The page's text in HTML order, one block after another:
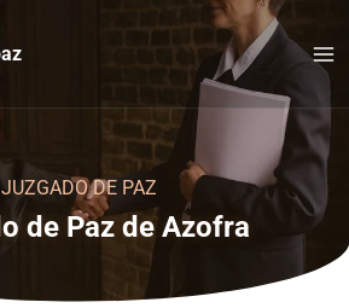
JUZGADO DE PAZ
de Paz de Azofra